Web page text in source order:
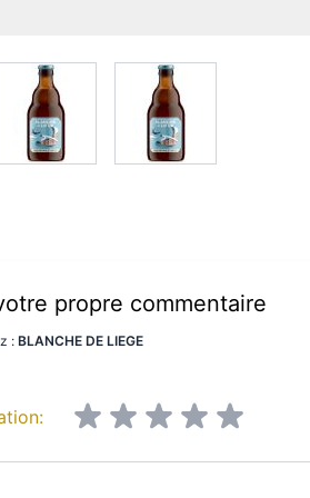
imageView larger imageView larger
propre commentaire
: BLANCHE DE LIEGE